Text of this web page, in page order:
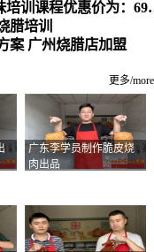
广州粤煌烧腊培训中心，烧腊卤味培训课程优惠价为：6980元
腊培训
案 广州烧腊店加盟
更多/more
广东李学员制作脆皮烧
肉出品